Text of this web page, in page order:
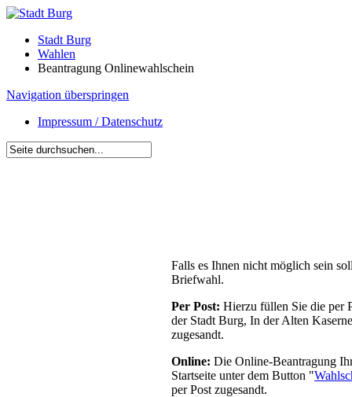
Stadt Burg
Wahlen
Beantragung Onlinewahlschein
Navigation überspringen
Impressum / Datenschutz
Falls es Ihnen nicht möglich sein
Briefwahl.
Per Post: Hierzu füllen Sie die per
der Stadt Burg, In der Alten
zugesandt.
Online: Die Online-Beantragung
Startseite unter dem Button "
per Post zugesandt.